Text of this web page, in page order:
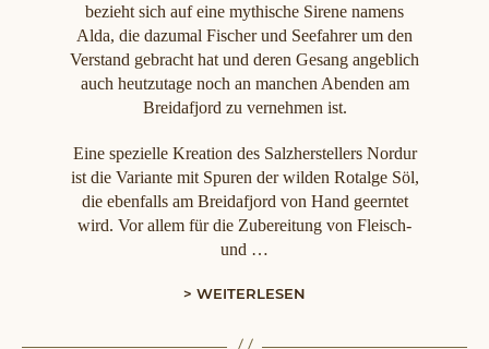
bezieht sich auf eine mythische Sirene namens
Alda, die dazumal Fischer und Seefahrer um den
Verstand gebracht hat und deren Gesang angeblich
auch heutzutage noch an manchen Abenden am
Breidafjord zu vernehmen ist.
Eine spezielle Kreation des Salzherstellers Nordur
ist die Variante mit Spuren der wilden Rotalge Söl,
die ebenfalls am Breidafjord von Hand geerntet
wird. Vor allem für die Zubereitung von Fleisch-
und …
> WEITERLESEN